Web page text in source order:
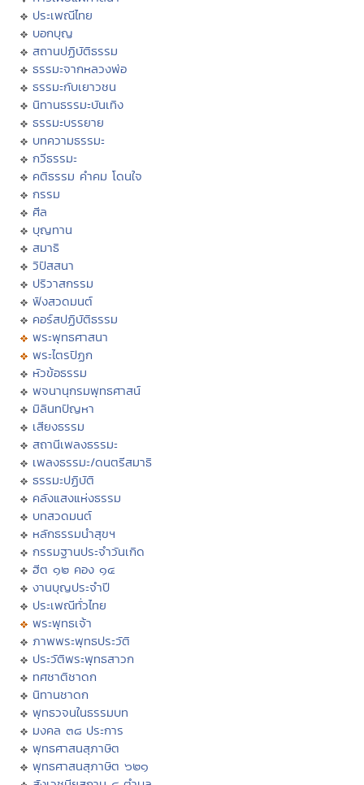
ประเพณีไทย
บอกบุญ
สถานปฏิบัติธรรม
ธรรมะจากหลวงพ่อ
ธรรมะกับเยาวชน
นิทานธรรมะบันเทิง
ธรรมะบรรยาย
บทความธรรมะ
กวีธรรมะ
คติธรรม คำคม โดนใจ
กรรม
ศีล
บุญทาน
สมาธิ
วิปัสสนา
ปริวาสกรรม
ฟังสวดมนต์
คอร์สปฏิบัติธรรม
พระพุทธศาสนา
พระไตรปิฏก
หัวข้อธรรม
พจนานุกรมพุทธศาสน์
มิลินทปัญหา
เสียงธรรม
สถานีเพลงธรรมะ
เพลงธรรมะ/ดนตรีสมาธิ
ธรรมะปฏิบัติ
คลังแสงแห่งธรรม
บทสวดมนต์
หลักธรรมนำสุขฯ
กรรมฐานประจำวันเกิด
ฮีต ๑๒ คอง ๑๔
งานบุญประจำปี
ประเพณีทั่วไทย
พระพุทธเจ้า
ภาพพระพุทธประวัติ
ประวัติพระพุทธสาวก
ทศชาติชาดก
นิทานชาดก
พุทธวจนในธรรมบท
มงคล ๓๘ ประการ
พุทธศาสนสุภาษิต
พุทธศาสนสุภาษิต ๖๒๑